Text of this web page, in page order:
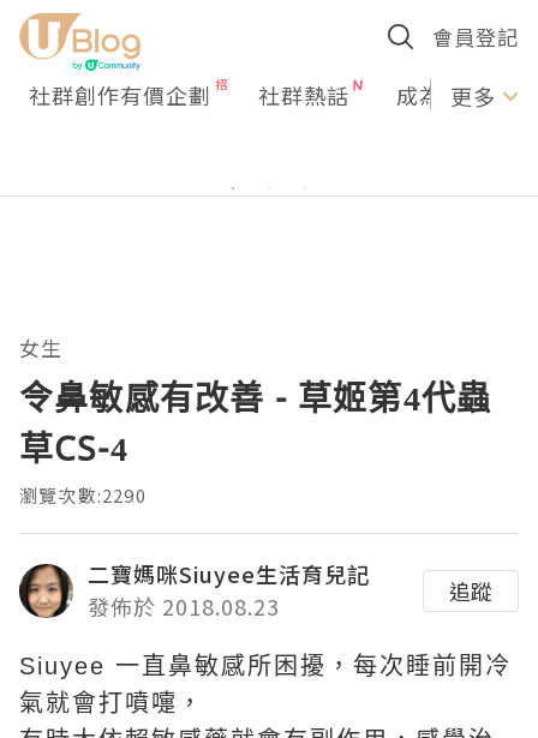
會員登記
社群創作有價企劃 社群熱話 成為U更多
女生
令鼻敏感有改善 - 草姬第4代蟲
草CS-4
瀏覽次數:2290
二寶媽咪Siuyee生活育兒記
發佈於 2018.08.23
追蹤
Siuyee 一直鼻敏感所困擾，每次睡前開冷
氣就會打噴嚏，